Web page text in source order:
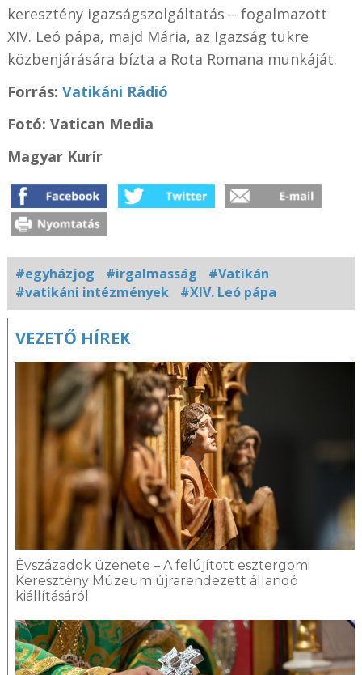
keresztény igazságszolgáltatás – fogalmazott
XIV. Leó pápa, majd Mária, az Igazság tükre
közbenjárására bízta a Rota Romana munkáját.
Forrás: Vatikáni Rádió
Fotó: Vatican Media
Magyar Kurír
#egyházjog #irgalmasság
#Vatikán
#vatikáni intézmények
#XIV. Leó pápa
Kapcsolódó
VEZETŐ HÍREK
Évszázadok üzenete – A felújított esztergomi
Keresztény Múzeum újrarendezett állandó
kiállításáról